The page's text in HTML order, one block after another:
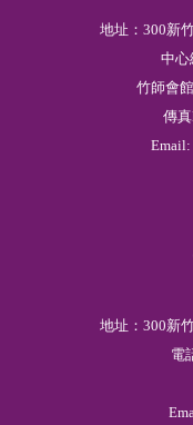
地址：300新
中心
竹師會
傳
Email:
地址：300新
電